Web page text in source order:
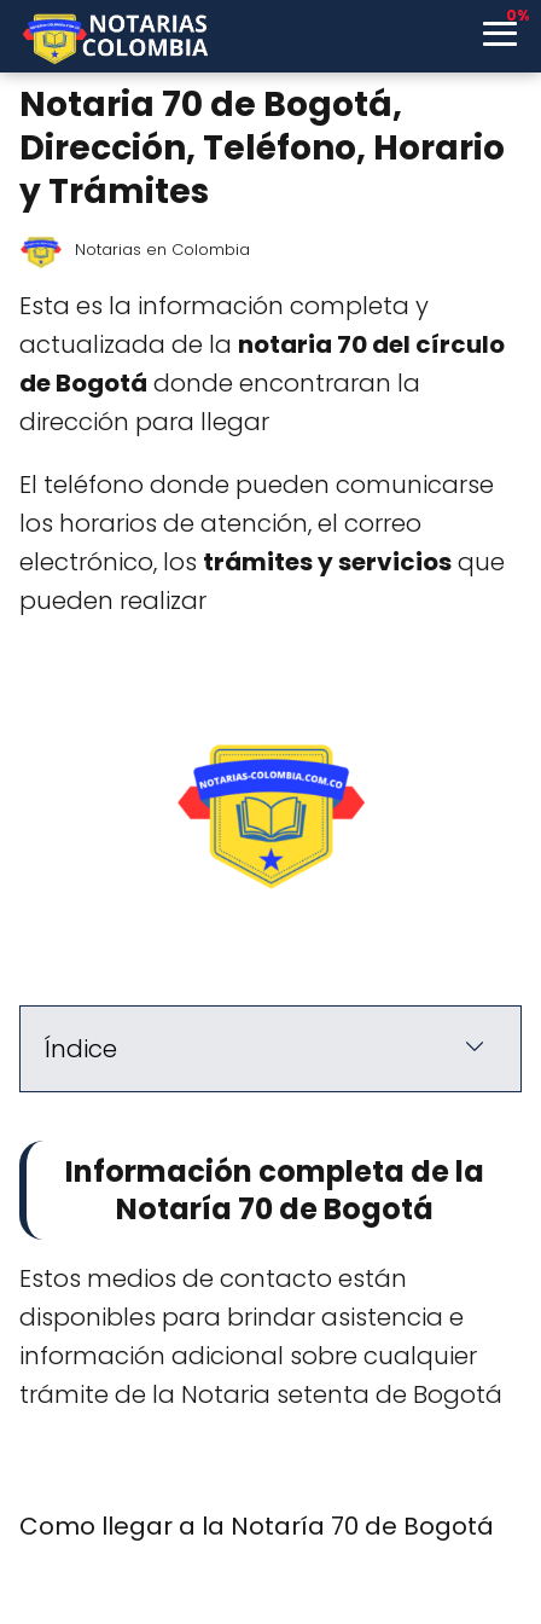
0%
Notaria 70 de Bogotá,
Dirección, Teléfono, Horario
y Trámites
Notarias en Colombia
Esta es la información completa y
actualizada de la notaria 70 del círculo
de Bogotá donde encontraran la
dirección para llegar
El teléfono donde pueden comunicarse
los horarios de atención, el correo
electrónico, los trámites y serviciosque
pueden realizar
Índice
Información completa de la
Notaría 70 de Bogotá
Estos medios de contacto están
disponibles para brindar asistencia e
información adicional sobre cualquier
trámite de la Notaria setenta de Bogotá
Como llegar a la Notaría 70 de Bogotá